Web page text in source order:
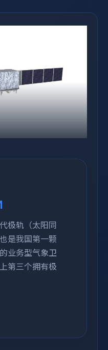
极轨（太阳同
是我国第一颗
业务型气象卫
第三个拥有极